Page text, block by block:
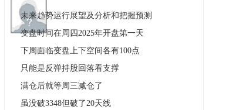
未来趋势运行展望及分析和把握预测
变盘时间在周四2025年开盘第一天
下周面临变盘上下空间各有100点
只能是反弹持股回落看支撑
满仓后就等周三减仓了
虽没破3348但破了20天线